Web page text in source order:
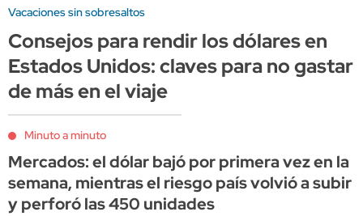
Vacaciones sin sobresaltos
Consejos para rendir los dólares en
Estados Unidos: claves para no gastar
de más en el viaje
Minuto a minuto
Mercados: el dólar bajó por primera vez en la
semana, mientras el riesgo país volvió a subir
y perforó las 450 unidades